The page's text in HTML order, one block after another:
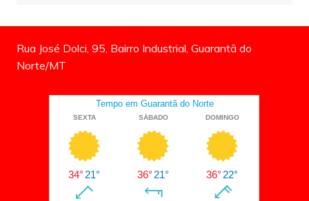
Rua José Dolci, 95, Bairro Industrial, Guarantã do
Norte/MT